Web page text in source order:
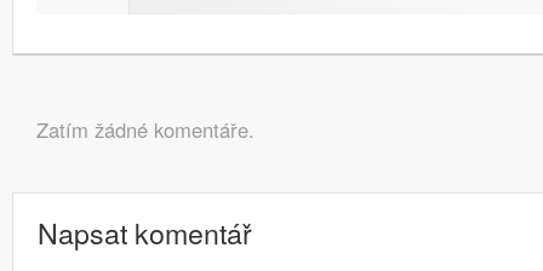
Komentáře
Zatím žádné komentáře.
Napsat komentář